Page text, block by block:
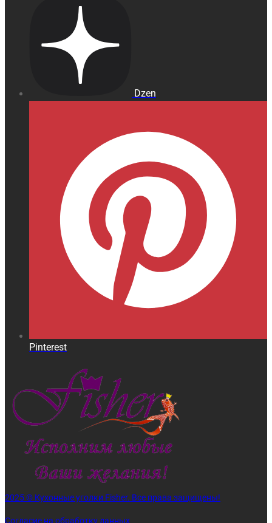
Dzen
Pinterest
2025 © Кухонные уголки Fisher. Все права защищены!
Согласие на обработку данных